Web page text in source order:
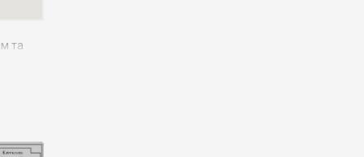
та